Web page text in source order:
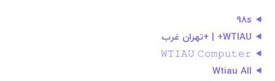
98s
WTIAU+ | +تهران غرب
𝚆𝚃𝙸𝙰𝚄 𝙲𝚘𝚖𝚙𝚞𝚝𝚎𝚛
Wtiau All